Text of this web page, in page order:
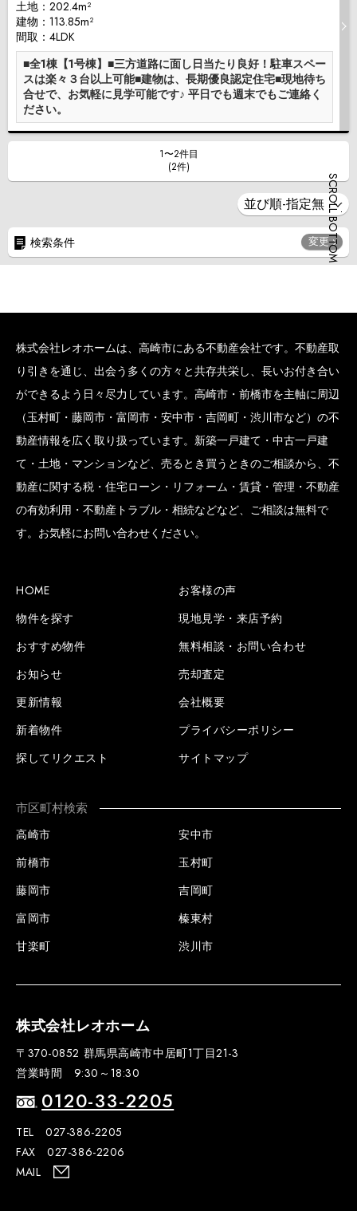
土地：202.4m²
建物：113.85m²
間取：4LDK
■全1棟【1号棟】■三方道路に面し日当たり良好！駐車スペー
スは楽々３台以上可能■建物は、長期優良認定住宅■現地待ち
合せで、お気軽に見学可能です♪ 平日でも週末でもご連絡く
ださい。
1〜2件目
(2件)
検索条件 変更
株式会社レオホームは、高崎市にある不動産会社です。不動産取
り引きを通じ、出会う多くの方々と共存共栄し、長いお付き合い
ができるよう日々尽力しています。高崎市・前橋市を主軸に周辺
（玉村町・藤岡市・富岡市・安中市・吉岡町・渋川市など）の不
動産情報を広く取り扱っています。新築一戸建て・中古一戸建
て・土地・マンションなど、売るとき買うときのご相談から、不
動産に関する税・住宅ローン・リフォーム・賃貸・管理・不動産
の有効利用・不動産トラブル・相続などなど、ご相談は無料で
す。お気軽にお問い合わせください。
HOME
物件を探す
おすすめ物件
お知らせ
更新情報
新着物件
探してリクエスト
お客様の声
現地見学・来店予約
無料相談・お問い合わせ
売却査定
会社概要
プライバシーポリシー
サイトマップ
市区町村検索
高崎市
前橋市
藤岡市
富岡市
甘楽町
安中市
玉村町
吉岡町
榛東村
渋川市
株式会社レオホーム
〒370-0852 群馬県高崎市中居町1丁目21-3
営業時間 9:30～18:30
0120-33-2205
TEL 027-386-2205
FAX 027-386-2206
MAIL
SCROLL BOTTOM